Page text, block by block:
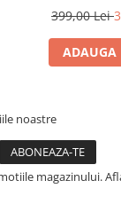
399,00 Lei
ADAUGA
noastre
magazinului.